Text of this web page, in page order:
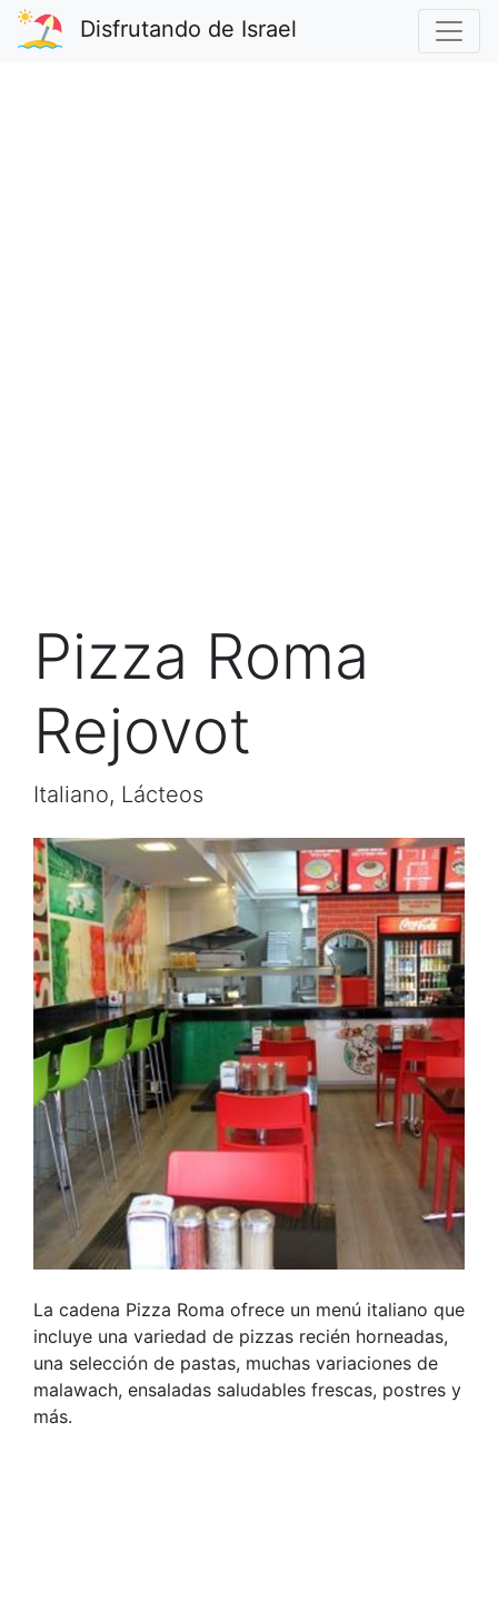
Disfrutando de Israel
Pizza Roma
Rejovot
Italiano, Lácteos
La cadena Pizza Roma ofrece un menú italiano que
incluye una variedad de pizzas recién horneadas,
una selección de pastas, muchas variaciones de
malawach, ensaladas saludables frescas, postres y
más.